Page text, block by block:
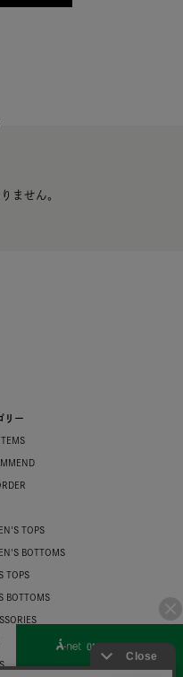
ません。
リー
TOPS
BOTTOMS
TOPS
BOTTOMS